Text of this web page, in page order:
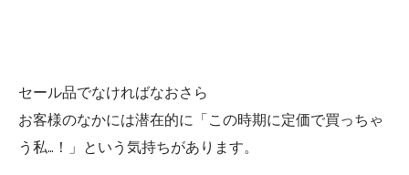
セール品でなければなおさら
お客様のなかには潜在的に「この時期に定価で買っちゃ
う私…！」という気持ちがあります。